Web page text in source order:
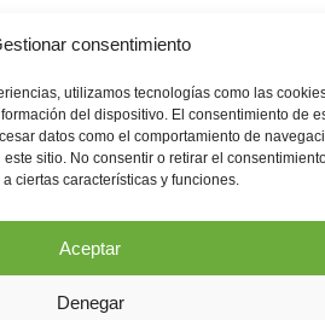
consentimiento
utilizamos tecnologías como las
del dispositivo. El consentimiento de
datos como el comportamiento de
sitio. No consentir o retirar el
ciertas características y funciones.
Aceptar
Denegar